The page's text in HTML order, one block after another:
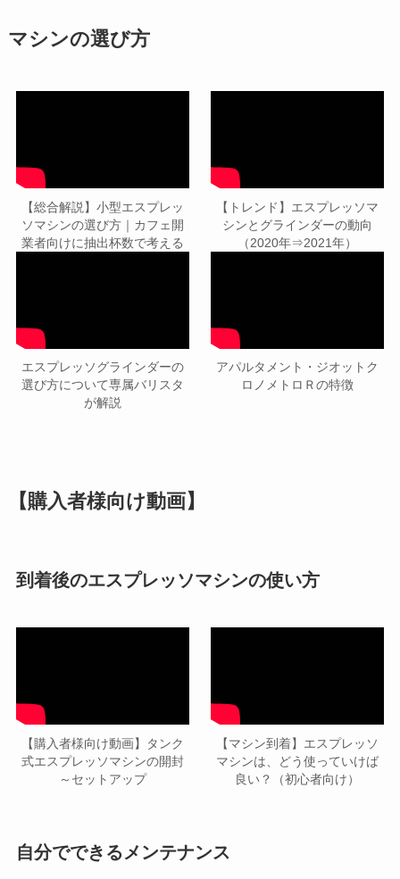
マシンの選び方
【総合解説】小型エスプレッ
ソマシンの選び方｜カフェ開
業者向けに抽出杯数で考える
【トレンド】エスプレッソマ
シンとグラインダーの動向
（2020年⇒2021年）
エスプレッソグラインダーの
選び方について専属バリスタ
が解説
アパルタメント・ジオットク
ロノメトロＲの特徴
【購入者様向け動画】
到着後のエスプレッソマシンの使い方
【購入者様向け動画】タンク
式エスプレッソマシンの開封
～セットアップ
【マシン到着】エスプレッソ
マシンは、どう使っていけば
良い？（初心者向け）
自分でできるメンテナンス